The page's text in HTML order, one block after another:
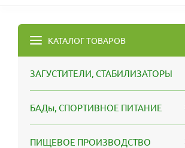
КАТАЛОГ ТОВАРОВ
ЗАГУСТИТЕЛИ, СТАБИЛИЗАТОРЫ
БАДы, СПОРТИВНОЕ ПИТАНИЕ
ПИЩЕВОЕ ПРОИЗВОДСТВО